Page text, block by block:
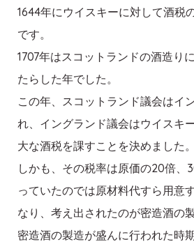
1644年にウイスキーに対して酒税
です。
1707年はスコットランドの酒造り
たらした年でした。
この年、スコットランド議会はイ
れ、イングランド議会はウイスキ
大な酒税を課すことを決めました。
しかも、その税率は原価の20倍、
っていたのでは原材料代すら用意
なり、考え出されたのが密造酒の
密造酒の製造が盛んに行われた時